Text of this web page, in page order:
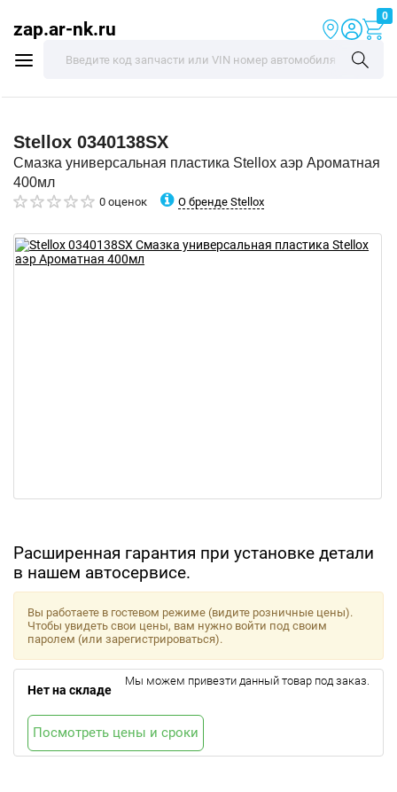
zap.ar-nk.ru
0
Stellox 0340138SX
Смазка универсальная пластика Stellox аэр Ароматная
400мл
0 оценок О бренде Stellox
Расширенная гарантия при установке детали
в нашем автосервисе.
Вы работаете в гостевом режиме (видите розничные цены).
Чтобы увидеть свои цены, вам нужно войти под своим
паролем (или зарегистрироваться).
Нет на складе
Мы можем привезти данный товар под заказ.
Посмотреть цены и сроки